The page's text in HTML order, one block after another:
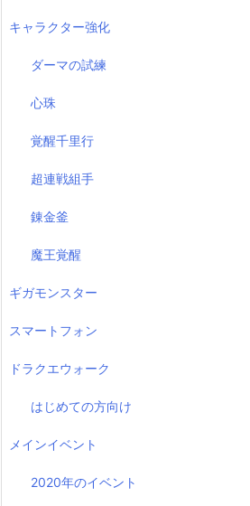
キャラクター強化
ダーマの試練
心珠
覚醒千里行
超連戦組手
錬金釜
魔王覚醒
ギガモンスター
スマートフォン
ドラクエウォーク
はじめての方向け
メインイベント
2020年のイベント